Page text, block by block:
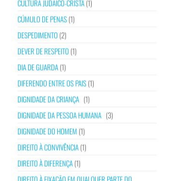
CULTURA JUDAICO-CRISTÃ(1)
CÚMULO DE PENAS(1)
DESPEDIMENTO (2)
DEVER DE RESPEITO (1)
DIA DE GUARDA(1)
DIFERENDO ENTRE OS PAIS(1)
DIGNIDADE DA CRIANÇA (1)
DIGNIDADE DA PESSOA HUMANA (3)
DIGNIDADE DO HOMEM (1)
DIREITO À CONVIVÊNCIA(1)
DIREITO À DIFERENÇA(1)